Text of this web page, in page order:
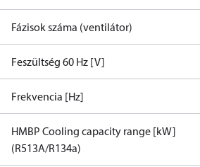
Fázisok száma (ventilátor)
Feszültség 60 Hz [V]
Frekvencia [Hz]
HMBP Cooling capacity range [kW]
(R513A/R134a)